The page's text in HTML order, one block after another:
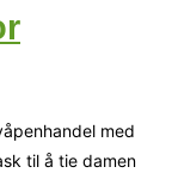
med
til å tie damen